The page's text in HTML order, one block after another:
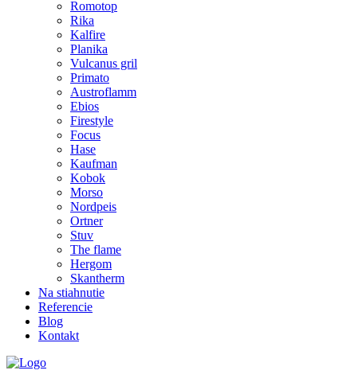
Romotop
Rika
Kalfire
Planika
Vulcanus gril
Primato
Austroflamm
Ebios
Firestyle
Focus
Hase
Kaufman
Kobok
Morso
Nordpeis
Ortner
Stuv
The flame
Hergom
Skantherm
Na stiahnutie
Referencie
Blog
Kontakt